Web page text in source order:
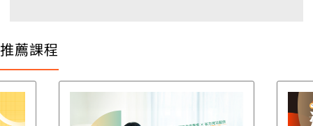
推薦課程